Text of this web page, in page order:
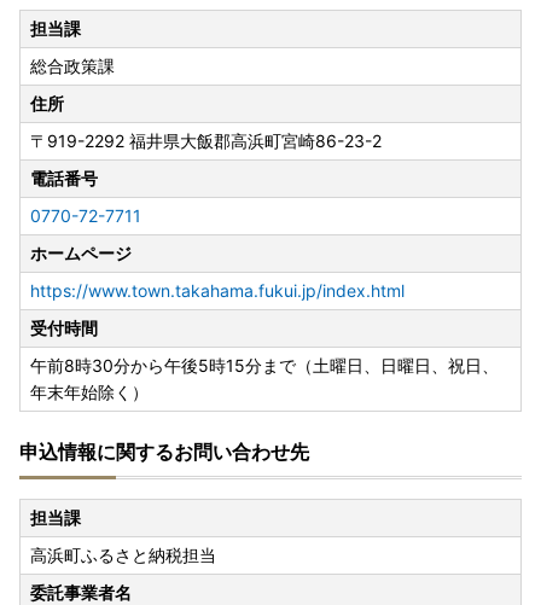
担当課
総合政策課
住所
〒919-2292 福井県大飯郡高浜町宮崎86-23-2
電話番号
0770-72-7711
ホームページ
https://www.town.takahama.fukui.jp/index.html
受付時間
午前8時30分から午後5時15分まで（土曜日、日曜日、祝日、
年末年始除く）
申込情報に関するお問い合わせ先
担当課
高浜町ふるさと納税担当
委託事業者名